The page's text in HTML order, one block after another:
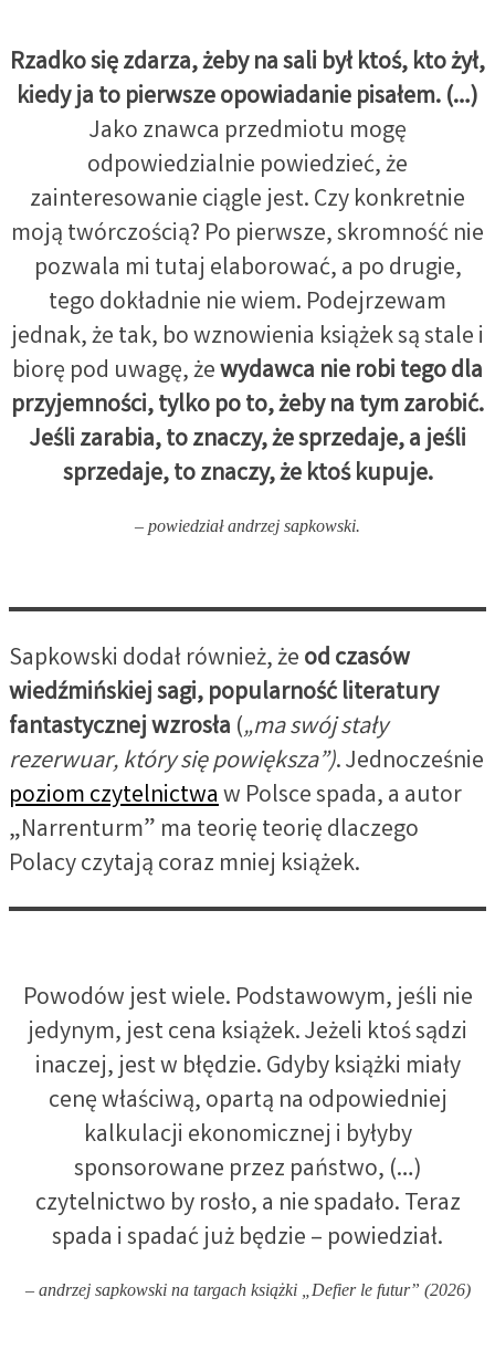
Rzadko się zdarza, żeby na sali był ktoś, kto żył,
kiedy ja to pierwsze opowiadanie pisałem. (…)
Jako znawca przedmiotu mogę
odpowiedzialnie powiedzieć, że
zainteresowanie ciągle jest. Czy konkretnie
moją twórczością? Po pierwsze, skromność nie
pozwala mi tutaj elaborować, a po drugie,
tego dokładnie nie wiem. Podejrzewam
jednak, że tak, bo wznowienia książek są stale i
biorę pod uwagę, żewydawca nie robi tego dla
przyjemności, tylko po to, żeby na tym zarobić.
Jeśli zarabia, to znaczy, że sprzedaje, a jeśli
sprzedaje, to znaczy, że ktoś kupuje.
– powiedział andrzej sapkowski.
Sapkowski dodał również, żeod czasów
wiedźmińskiej sagi, popularność literatury
fantastycznej wzrosła („ma swój stały
rezerwuar, który się powiększa”). Jednocześnie
poziom czytelnictwaw Polsce spada, a autor
„Narrenturm” ma teorię teorię dlaczego
Polacy czytają coraz mniej książek.
Powodów jest wiele. Podstawowym, jeśli nie
jedynym, jest cena książek. Jeżeli ktoś sądzi
inaczej, jest w błędzie. Gdyby książki miały
cenę właściwą, opartą na odpowiedniej
kalkulacji ekonomicznej i byłyby
sponsorowane przez państwo, (…)
czytelnictwo by rosło, a nie spadało. Teraz
spada i spadać już będzie – powiedział.
– andrzej sapkowski na targach książki „Defier le futur” (2026)